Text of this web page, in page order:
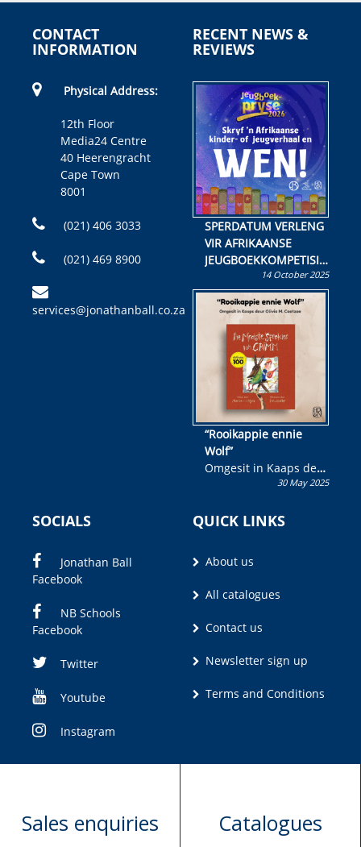
CONTACT
INFORMATION
Physical Address:
12th Floor
Media24 Centre
40 Heerengracht
Cape Town
8001
(021) 406 3033
(021) 469 8900
services@jonathanball.co.za
RECENT NEWS &
REVIEWS
SPERDATUM VERLENG
VIR AFRIKAANSE
JEUGBOEKKOMPETISIE
Skryf ’n jeugboek of
kinderboek en staan ’n
kans om R50 000 te
wen!
14 October 2025
“Rooikappie ennie
Wolf”
Omgesit in Kaaps deur
Olivia M. Coetzee30 May 2025
SOCIALS
Jonathan Ball
Facebook
NB Schools
Facebook
Twitter
Youtube
Instagram
QUICK LINKS
About us
All catalogues
Contact us
Newsletter sign up
Terms and Conditions
Sales enquiries Catalogues